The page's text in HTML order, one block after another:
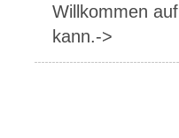
Willkommen
kann.->